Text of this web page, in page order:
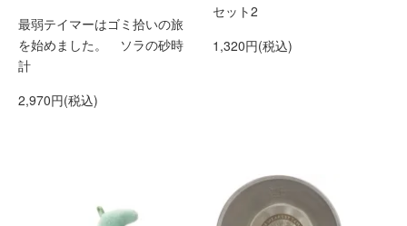
最弱テイマーはゴミ拾いの旅
を始めました。 ソラの砂時
計
2,970円(税込)
セット2
1,320円(税込)